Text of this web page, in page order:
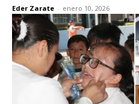
Eder Zarate - enero 10, 2026